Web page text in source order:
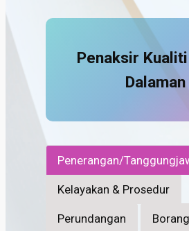
Penaksir
Dalaman
Penerangan/
Kelayakan & Prosedur
Perundangan Borang